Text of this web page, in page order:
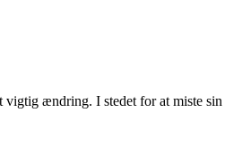
ændring. I stedet for at miste